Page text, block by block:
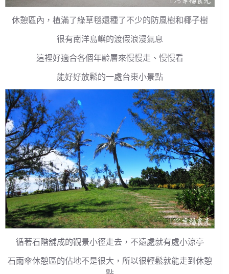
休憩區內，植滿了綠草毯還種了不少的防風樹和椰子樹
很有南洋島嶼的渡假浪漫氣息
這裡好適合各個年齡層來慢慢走、慢慢看
能好好放鬆的一處台東小景點
循著石階舖成的觀景小徑走去，不遠處就有處小涼亭
石雨傘休憩區的佔地不是很大，所以很輕鬆就能走到休憩